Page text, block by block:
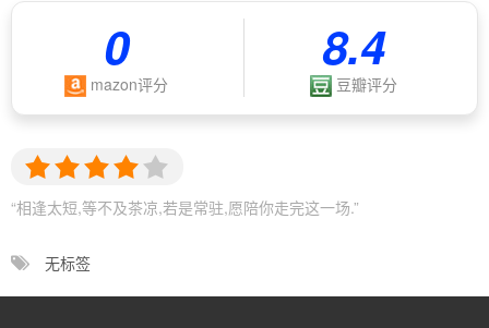
0
mazon评分
8.4
豆瓣评分
“相逢太短,等不及茶凉,若是常驻,愿陪你走完这一场.”
无标签